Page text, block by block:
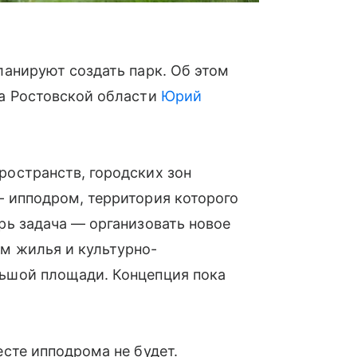
создать парк. Об этом
Ростовской области Юрий
городских зон
территория которого
задача — организовать новое
жилья и культурно-
площади. Концепция пока
ипподрома не будет.